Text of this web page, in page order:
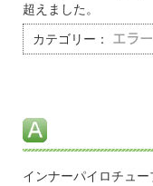
超えました。
カテゴリー： エラ
インナーパイロチュ